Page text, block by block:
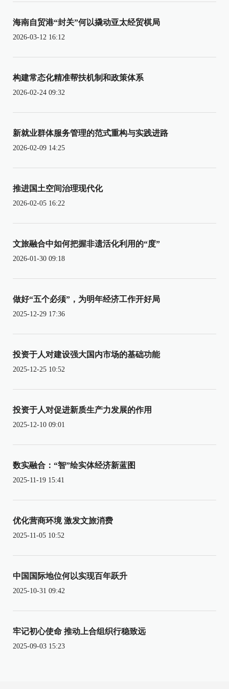
海南自贸港“封关”何以撬动亚太经贸棋局
2026-03-12 16:12
构建常态化精准帮扶机制和政策体系
2026-02-24 09:32
新就业群体服务管理的范式重构与实践进路
2026-02-09 14:25
推进国土空间治理现代化
2026-02-05 16:22
文旅融合中如何把握非遗活化利用的“度”
2026-01-30 09:18
做好“五个必须”，为明年经济工作开好局
2025-12-29 17:36
投资于人对建设强大国内市场的基础功能
2025-12-25 10:52
投资于人对促进新质生产力发展的作用
2025-12-10 09:01
数实融合：“智”绘实体经济新蓝图
2025-11-19 15:41
优化营商环境 激发文旅消费
2025-11-05 10:52
中国国际地位何以实现百年跃升
2025-10-31 09:42
牢记初心使命 推动上合组织行稳致远
2025-09-03 15:23